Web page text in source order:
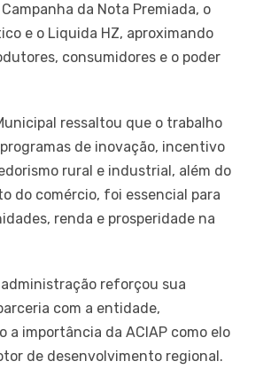
da Nota Premiada, o
e o Liquida HZ, aproximando
consumidores e o poder
ressaltou que o trabalho
de inovação, incentivo
rural e industrial, além do
do comércio, foi essencial para
renda e prosperidade na
administração reforçou sua
com a entidade,
a importância da ACIAP como elo
de desenvolvimento regional.